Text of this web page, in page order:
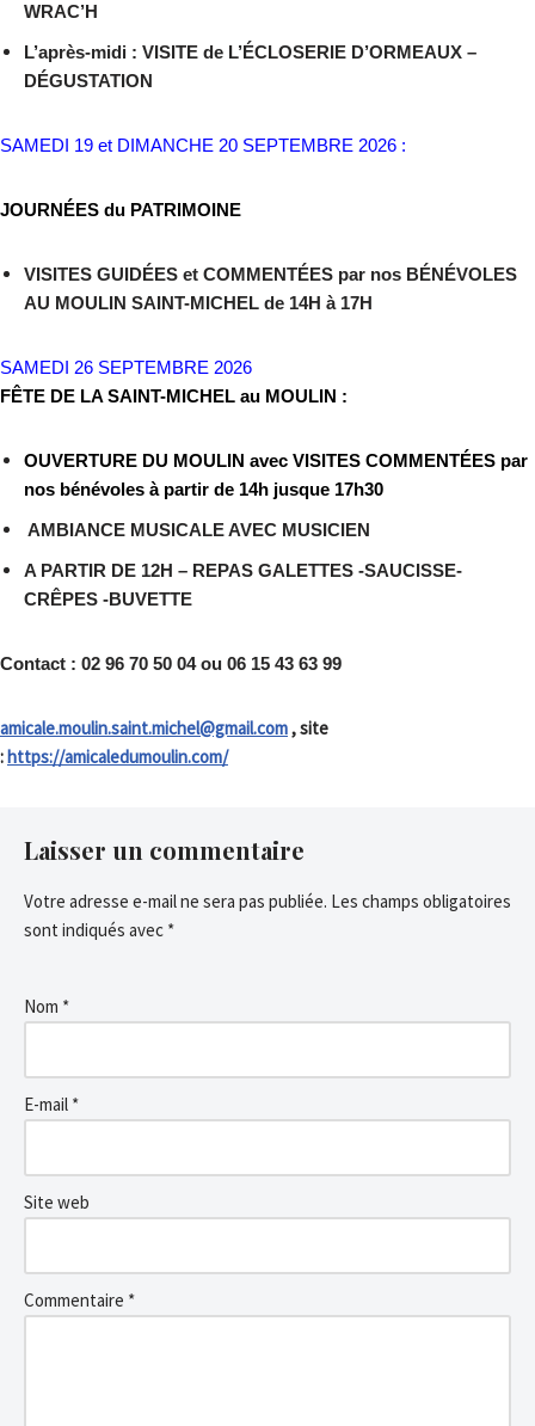
WRAC’H
L’après-midi : VISITE de L’ÉCLOSERIE D’ORMEAUX –
DÉGUSTATION
SAMEDI 19 et DIMANCHE 20 SEPTEMBRE 2026 :
JOURNÉES du PATRIMOINE
VISITES GUIDÉES et COMMENTÉES par nos BÉNÉVOLES
AU MOULIN SAINT-MICHEL de 14H à 17H
SAMEDI 26 SEPTEMBRE 2026
FÊTE DE LA SAINT-MICHEL au MOULIN :
OUVERTURE DU MOULIN avec VISITES COMMENTÉES par
nos bénévoles à partir de 14h jusque 17h30
AMBIANCE MUSICALE AVEC MUSICIEN
A PARTIR DE 12H – REPAS GALETTES -SAUCISSE-
CRÊPES -BUVETTE
Contact : 02 96 70 50 04 ou 06 15 43 63 99
amicale.moulin.saint.michel@gmail.com, site
: https://amicaledumoulin.com/
Laisser un commentaire
Votre adresse e-mail ne sera pas publiée. Les champs obligatoires
sont indiqués avec *
Nom *
E-mail *
Site web
Commentaire *